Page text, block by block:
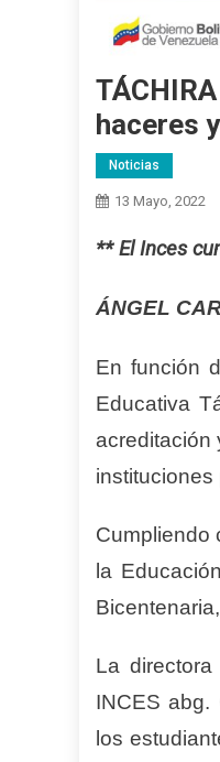
haceres
Noticias
13 Mayo, 2022
** El Inces
ÁNGEL
En función
Educativa
acreditación
Cumpliendo
la
La
INCES abg.
los